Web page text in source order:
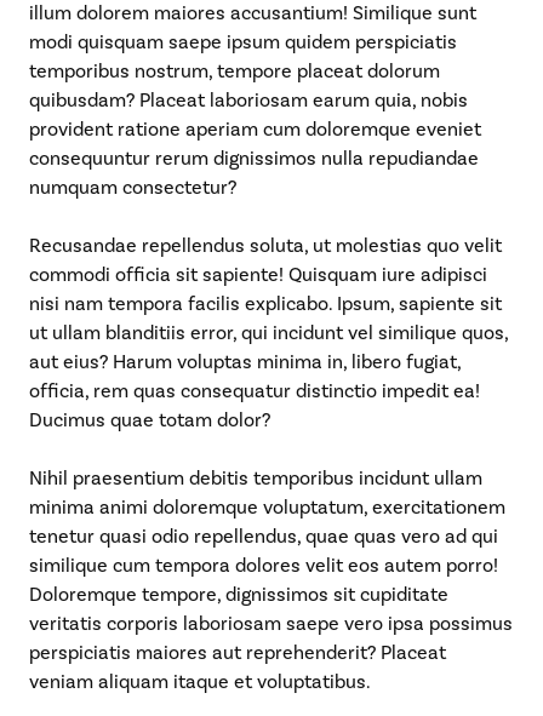
illum dolorem maiores accusantium! Similique sunt
modi quisquam saepe ipsum quidem perspiciatis
temporibus nostrum, tempore placeat dolorum
quibusdam? Placeat laboriosam earum quia, nobis
provident ratione aperiam cum doloremque eveniet
consequuntur rerum dignissimos nulla repudiandae
numquam consectetur?
Recusandae repellendus soluta, ut molestias quo velit
commodi officia sit sapiente! Quisquam iure adipisci
nisi nam tempora facilis explicabo. Ipsum, sapiente sit
ut ullam blanditiis error, qui incidunt vel similique quos,
aut eius? Harum voluptas minima in, libero fugiat,
officia, rem quas consequatur distinctio impedit ea!
Ducimus quae totam dolor?
Nihil praesentium debitis temporibus incidunt ullam
minima animi doloremque voluptatum, exercitationem
tenetur quasi odio repellendus, quae quas vero ad qui
similique cum tempora dolores velit eos autem porro!
Doloremque tempore, dignissimos sit cupiditate
veritatis corporis laboriosam saepe vero ipsa possimus
perspiciatis maiores aut reprehenderit? Placeat
veniam aliquam itaque et voluptatibus.